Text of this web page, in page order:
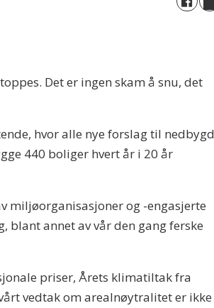
Det er ingen skam å snu, det
hvor alle nye forslag til nedbygd
440 boliger hvert år i 20 år
miljøorganisasjoner og -engasjerte
blant annet av vår den gang ferske
priser, Årets klimatiltak fra
vedtak om arealnøytralitet er ikke